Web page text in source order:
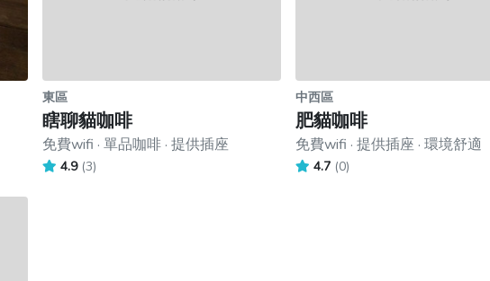
東區
瞎聊貓咖啡
免費wifi · 單品咖啡 · 提供插座
4.9 (3)
中西區
肥貓咖啡
免費wifi · 提供插座 · 環境舒適
4.7 (0)